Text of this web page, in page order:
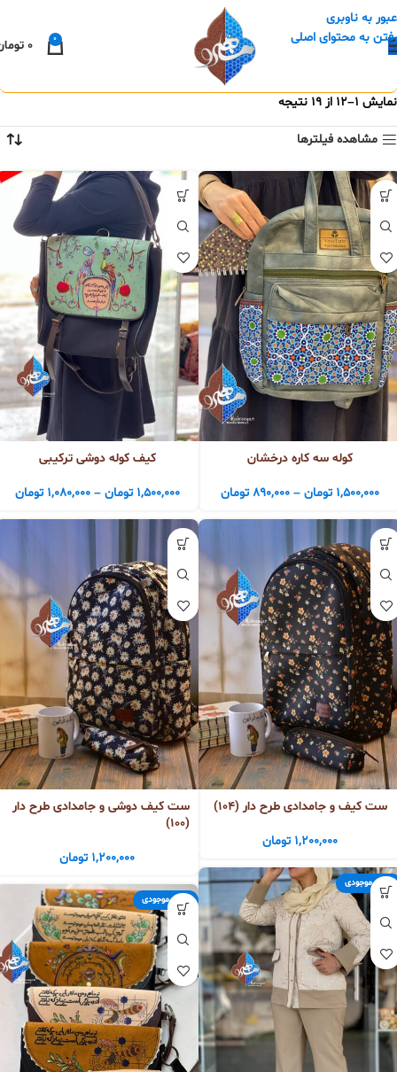
عبور به ناوبری
رفتن به محتوای اصلی
0
0
نمایش 1–12 از 19 نتیجه
مشاهده فیلترها
کوله سه کاره درخشان
1,500,000 تومان –
890,000 تومان
کیف کوله دوشی ترکیبی
1,500,000 تومان –
1,080,000 تومان
ست کیف و جامدادی طرح دار (104)
1,200,000 تومان
ست کیف دوشی و جامدادی طرح دار
(100)
1,200,000 تومان
اتمام موجودی
اتمام موجودی